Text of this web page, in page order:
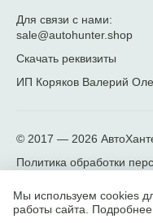
Для связи с нами:
sale@autohunter.shop
Скачать реквизиты
ИП Коряков Валерий
© 2017 — 2026
Политика обработки
Мы используем cookies
работы сайта.